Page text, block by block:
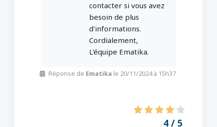
contacter si vous avez
besoin de plus
d'informations.
Cordialement,
L'équipe Ematika.
Réponse de Ematika le 20/11/2024 à 15h37
4 / 5